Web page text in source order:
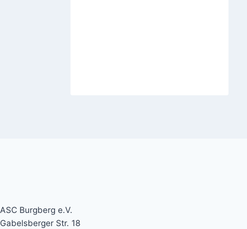
ASC Burgberg e.V.
Gabelsberger Str. 18